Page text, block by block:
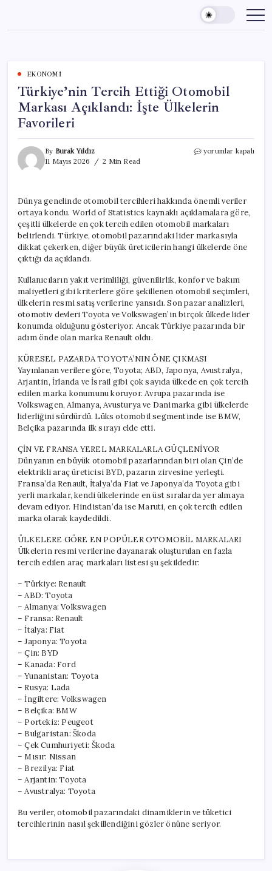
content
EKONOMI
Türkiye’nin Tercih Ettiği Otomobil
Markası Açıklandı: İşte Ülkelerin
Favorileri
By Burak Yıldız
11 Mayıs 2026
2 Min Read
Türkiye’nin
Açıklandı:
İşte
Ülkelerin
Favorileri
için
yorumlar kapalı
Dünya genelinde otomobil tercihleri hakkında önemli veriler
ortaya kondu. World of Statistics kaynaklı açıklamalara göre,
çeşitli ülkelerde en çok tercih edilen otomobil markaları
belirlendi. Türkiye, otomobil pazarındaki lider markasıyla
dikkat çekerken, diğer büyük üreticilerin hangi ülkelerde öne
çıktığı da açıklandı.
Kullanıcıların yakıt verimliliği, güvenilirlik, konfor ve bakım
maliyetleri gibi kriterlere göre şekillenen otomobil seçimleri,
ülkelerin resmi satış verilerine yansıdı. Son pazar analizleri,
otomotiv devleri Toyota ve Volkswagen’in birçok ülkede lider
konumda olduğunu gösteriyor. Ancak Türkiye pazarında bir
adım önde olan marka Renault oldu.
KÜRESEL PAZARDA TOYOTA’NIN ÖNE ÇIKMASI
Yayınlanan verilere göre, Toyota; ABD, Japonya, Avustralya,
Arjantin, İrlanda ve İsrail gibi çok sayıda ülkede en çok tercih
edilen marka konumunu koruyor. Avrupa pazarında ise
Volkswagen, Almanya, Avusturya ve Danimarka gibi ülkelerde
liderliğini sürdürdü. Lüks otomobil segmentinde ise BMW,
Belçika pazarında ilk sırayı elde etti.
ÇİN VE FRANSA YEREL MARKALARLA GÜÇLENİYOR
Dünyanın en büyük otomobil pazarlarından biri olan Çin’de
elektrikli araç üreticisi BYD, pazarın zirvesine yerleşti.
Fransa’da Renault, İtalya’da Fiat ve Japonya’da Toyota gibi
yerli markalar, kendi ülkelerinde en üst sıralarda yer almaya
devam ediyor. Hindistan’da ise Maruti, en çok tercih edilen
marka olarak kaydedildi.
ÜLKELERE GÖRE EN POPÜLER OTOMOBİL MARKALARI
Ülkelerin resmi verilerine dayanarak oluşturulan en fazla
tercih edilen araç markaları listesi şu şekildedir:
– Türkiye: Renault
– ABD: Toyota
– Almanya: Volkswagen
– Fransa: Renault
– İtalya: Fiat
– Japonya: Toyota
– Çin: BYD
– Kanada: Ford
– Yunanistan: Toyota
– Rusya: Lada
– İngiltere: Volkswagen
– Belçika: BMW
– Portekiz: Peugeot
– Bulgaristan: Škoda
– Çek Cumhuriyeti: Škoda
– Mısır: Nissan
– Brezilya: Fiat
– Arjantin: Toyota
– Avustralya: Toyota
Bu veriler, otomobil pazarındaki dinamiklerin ve tüketici
tercihlerinin nasıl şekillendiğini gözler önüne seriyor.